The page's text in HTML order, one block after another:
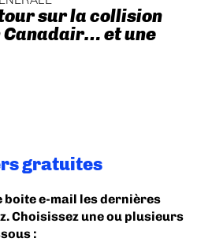
sur la collision
Canadair… et une
gratuites
boite e-mail les dernières
Choisissez une ou plusieurs
: